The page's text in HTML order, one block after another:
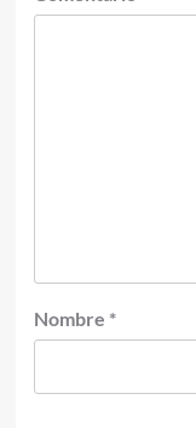
Nombre *